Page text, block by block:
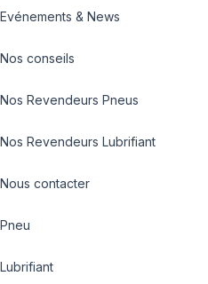
Evénements & News
Nos conseils
Nos Revendeurs Pneus
Nos Revendeurs Lubrifiant
Nous contacter
Pneu
Lubrifiant